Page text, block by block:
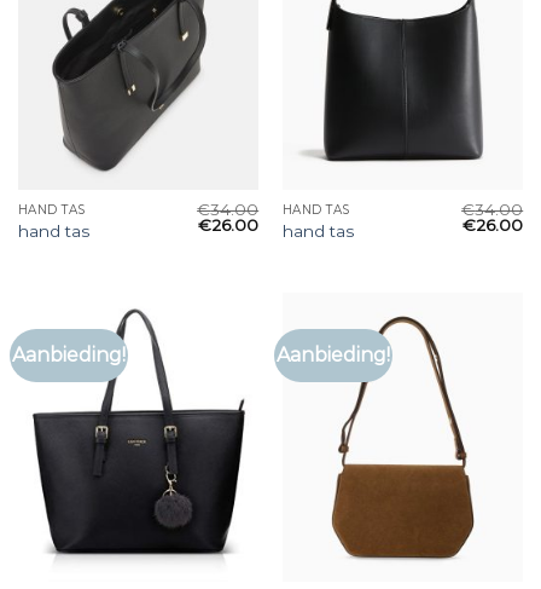
HAND TAS
hand tas
€34.00
€26.00
HAND TAS
hand tas
€34.00
€26.00
Aanbieding! Aanbieding!